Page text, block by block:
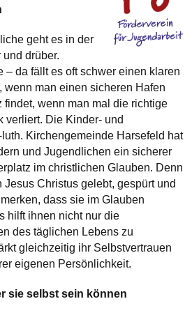
geht es in der
drüber.
– da fällt es oft schwer einen klaren
wenn man einen sicheren Hafen
findet, wenn man mal die richtige
verliert. Die Kinder- und
Kirchengemeinde Harsefeld hat
und Jugendlichen ein sicherer
im christlichen Glauben. Denn
Jesus Christus gelebt, gespürt und
dass sie im Glauben
hilft ihnen nicht nur die
des täglichen Lebens zu
gleichzeitig ihr Selbstvertrauen
eigenen Persönlichkeit.
sie selbst sein können